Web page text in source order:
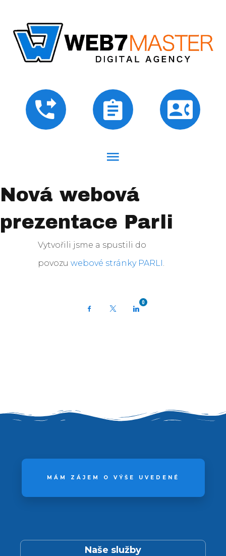
Nová webová
prezentace Parli
Vytvořili jsme a spustili do
povozu webové stránky PARLI
Facebook
0
MÁM ZÁJEM O VÝŠE UVEDENÉ
Naše služby